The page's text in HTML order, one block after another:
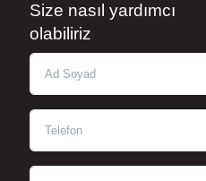
Size nasıl yardımcı
olabiliriz